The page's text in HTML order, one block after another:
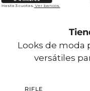
Hasta 3 cuotas. Ver bancos.
Looks de moda
versátiles
RIFLE